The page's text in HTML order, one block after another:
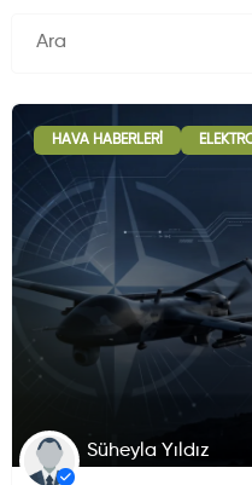
HAVA HABERLERI
Süheyla Yıldız
Deniz Haberleri
Uydu ve Uzay Haberi
Silah ve